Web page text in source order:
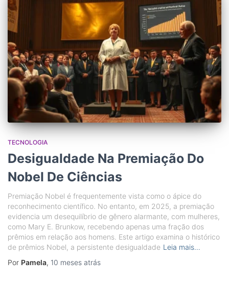
TECNOLOGIA
Desigualdade Na Premiação Do
Nobel De Ciências
Premiação Nobel é frequentemente vista como o ápice do
reconhecimento científico. No entanto, em 2025, a premiação
evidencia um desequilíbrio de gênero alarmante, com mulheres,
como Mary E. Brunkow, recebendo apenas uma fração dos
prêmios em relação aos homens. Este artigo examina o histórico
de prêmios Nobel, a persistente desigualdade Leia mais…
Por Pamela, 10 meses atrás